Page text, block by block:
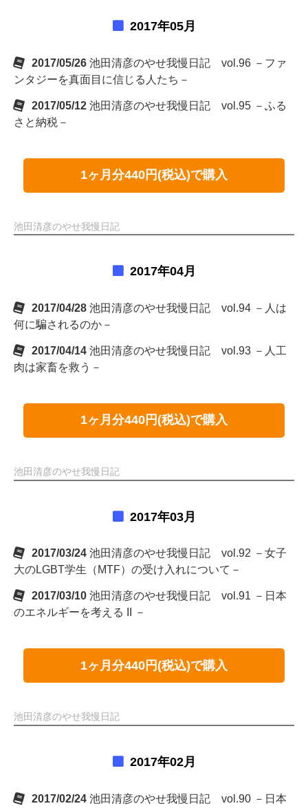
2017年05月
2017/05/26 池田清彦のやせ我慢日記 vol.96 －ファ
ンタジーを真面目に信じる人たち－
2017/05/12 池田清彦のやせ我慢日記 vol.95 －ふる
さと納税－
1ヶ月分440円(税込)で購入
池田清彦のやせ我慢日記
2017年04月
2017/04/28 池田清彦のやせ我慢日記 vol.94 －人は
何に騙されるのか－
2017/04/14 池田清彦のやせ我慢日記 vol.93 －人工
肉は家畜を救う－
1ヶ月分440円(税込)で購入
池田清彦のやせ我慢日記
2017年03月
2017/03/24 池田清彦のやせ我慢日記 vol.92 －女子
大のLGBT学生（MTF）の受け入れについて－
2017/03/10 池田清彦のやせ我慢日記 vol.91 －日本
のエネルギーを考える II －
1ヶ月分440円(税込)で購入
池田清彦のやせ我慢日記
2017年02月
2017/02/24 池田清彦のやせ我慢日記 vol.90 －日本